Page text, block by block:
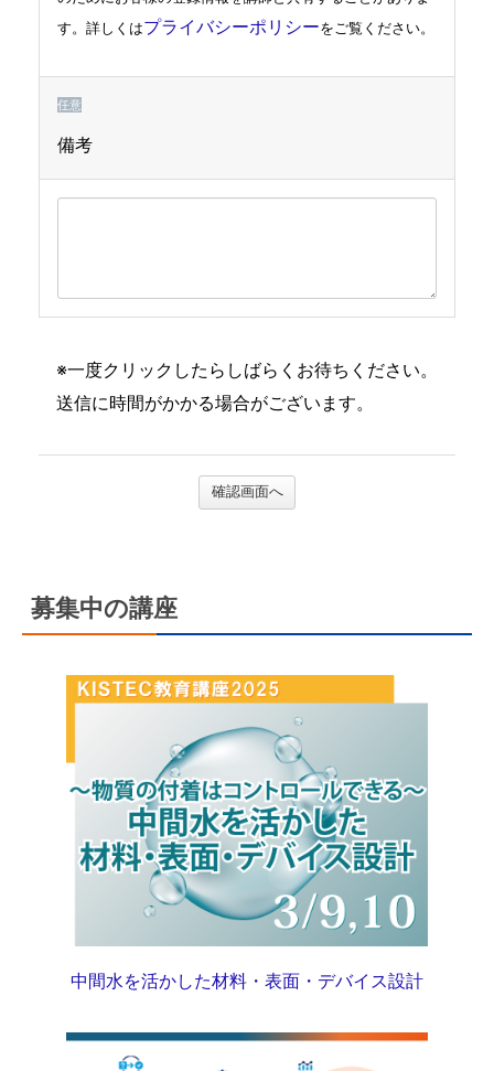
す。詳しくはプライバシーポリシーをご覧ください。
任意
備考
※一度クリックしたらしばらくお待ちください。
送信に時間がかかる場合がございます。
確認画面へ
募集中の講座
中間水を活かした材料・表面・デバイス設計